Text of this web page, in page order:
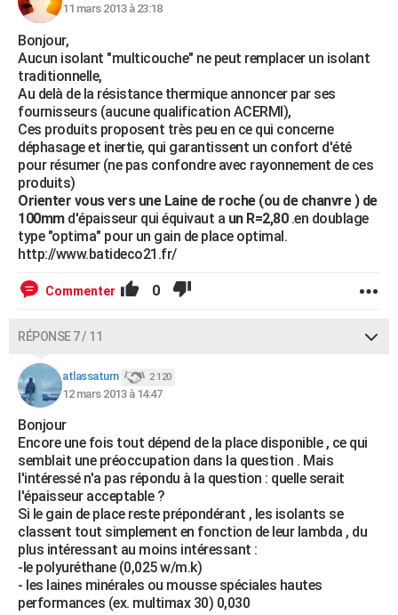
11 mars 2013 à 23:18
Bonjour,
Aucun isolant "multicouche" ne peut remplacer un isolant
traditionnelle,
Au delà de la résistance thermique annoncer par ses
fournisseurs (aucune qualification ACERMI),
Ces produits proposent très peu en ce qui concerne
déphasage et inertie, qui garantissent un confort d'été
pour résumer (ne pas confondre avec rayonnement de ces
produits)
Orienter vous vers une Laine de roche (ou de chanvre ) de
100mmd'épaisseur qui équivaut a un R=2,80.en doublage
type "optima" pour un gain de place optimal.
http://www.batideco21.fr/
Commenter 0
RÉPONSE 7 / 11
atlassaturn 2 120
12 mars 2013 à 14:47
Bonjour
Encore une fois tout dépend de la place disponible , ce qui
semblait une préoccupation dans la question . Mais
l'intéressé n'a pas répondu à la question : quelle serait
l'épaisseur acceptable ?
Si le gain de place reste prépondérant , les isolants se
classent tout simplement en fonction de leur lambda , du
plus intéressant au moins intéressant :
-le polyuréthane (0,025 w/m.k)
- les laines minérales ou mousse spéciales hautes
performances (ex. multimax 30) 0,030